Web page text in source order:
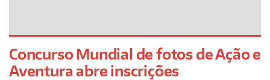
Concurso Mundial de fotos de Ação e
Aventura abre inscrições